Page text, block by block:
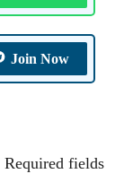
Join Now
Required fields